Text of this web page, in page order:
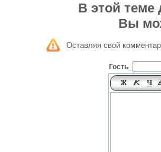
В этой теме
Вы
Оставляя свой
Гость_